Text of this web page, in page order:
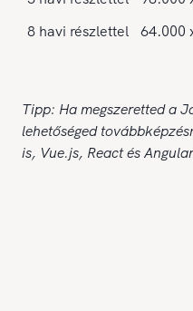
8 havi részlettel
64.000
Tipp: Ha megszeretted a
lehetőséged
is, Vue.js, ReactésAngular